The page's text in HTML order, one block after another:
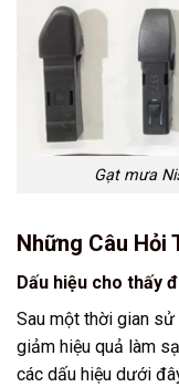
Gạt mưa
Những Câu Hỏi
Dấu hiệu cho thấy
Sau một thời gian
giảm hiệu quả làm
các dấu hiệu dưới